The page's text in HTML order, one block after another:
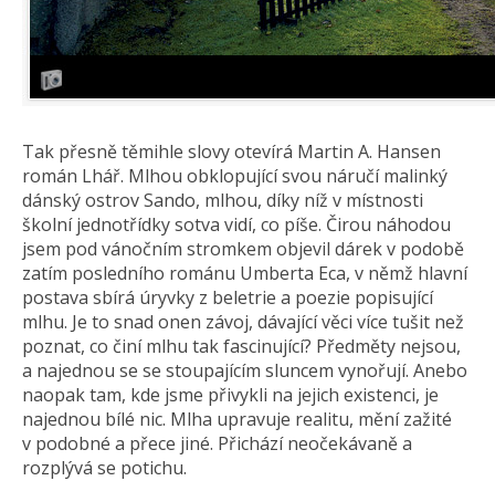
Tak přesně těmihle slovy otevírá Martin A. Hansen
román Lhář. Mlhou obklopující svou náručí malinký
dánský ostrov Sando, mlhou, díky níž v místnosti
školní jednotřídky sotva vidí, co píše. Čirou náhodou
jsem pod vánočním stromkem objevil dárek v podobě
zatím posledního románu Umberta Eca, v němž hlavní
postava sbírá úryvky z beletrie a poezie popisující
mlhu. Je to snad onen závoj, dávající věci více tušit než
poznat, co činí mlhu tak fascinující? Předměty nejsou,
a najednou se se stoupajícím sluncem vynořují. Anebo
naopak tam, kde jsme přivykli na jejich existenci, je
najednou bílé nic. Mlha upravuje realitu, mění zažité
v podobné a přece jiné. Přichází neočekávaně a
rozplývá se potichu.